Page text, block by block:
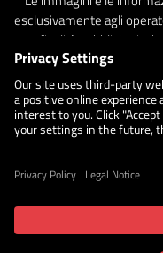
esclusivamente agli
finalità pubblicitarie,
Regolamento UE 2017/
Lgs. n. 219/2006, art. 118
9; Decreto del Ministero
Ministero della Salute del
Cookie policy
©2026